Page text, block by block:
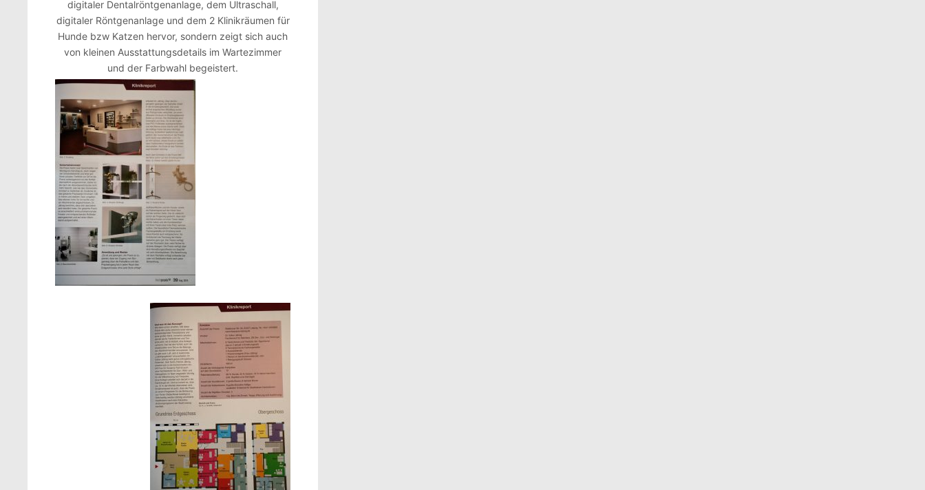
digitaler Dentalröntgenanlage, dem Ultraschall,
digitaler Röntgenanlage und dem 2 Klinikräumen für
Hunde bzw Katzen hervor, sondern zeigt sich auch
von kleinen Ausstattungsdetails im Wartezimmer
und der Farbwahl begeistert.